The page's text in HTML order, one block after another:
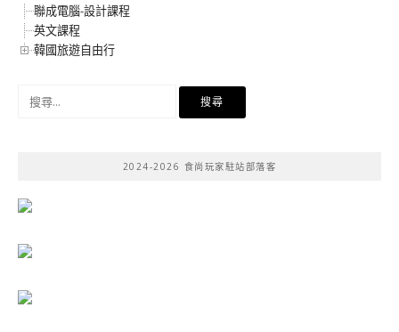
聯成電腦-設計課程
英文課程
韓國旅遊自由行
2024-2026 食尚玩家駐站部落客